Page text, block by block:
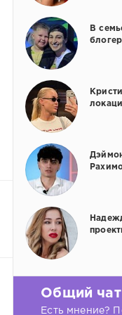
В
блогер
Общий чат
Есть мнение?